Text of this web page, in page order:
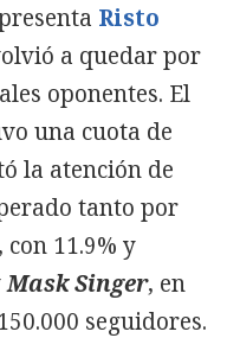
Risto
a quedar por
oponentes. El
una cuota de
la atención de
tanto por
con 11.9% y
Mask Singer, en
seguidores.